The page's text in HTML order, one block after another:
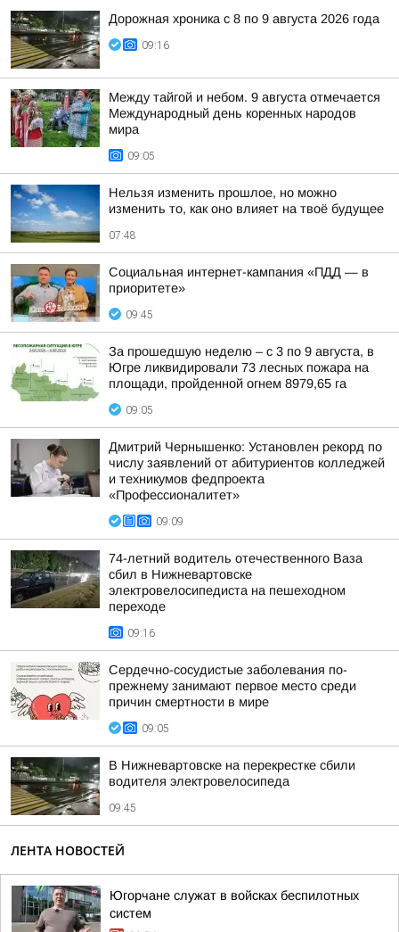
Дорожная хроника с 8 по 9 августа 2026 года
09:16
Между тайгой и небом. 9 августа отмечается
Международный день коренных народов
мира
09:05
Нельзя изменить прошлое, но можно
изменить то, как оно влияет на твоё будущее
07:48
Социальная интернет-кампания «ПДД — в
приоритете»
09:45
За прошедшую неделю – с 3 по 9 августа, в
Югре ликвидировали 73 лесных пожара на
площади, пройденной огнем 8979,65 га
09:05
Дмитрий Чернышенко: Установлен рекорд по
числу заявлений от абитуриентов колледжей
и техникумов федпроекта
«Профессионалитет»
09:09
74-летний водитель отечественного Ваза
сбил в Нижневартовске
электровелосипедиста на пешеходном
переходе
09:16
Сердечно-сосудистые заболевания по-
прежнему занимают первое место среди
причин смертности в мире
09:05
В Нижневартовске на перекрестке сбили
водителя электровелосипеда
09:45
ЛЕНТА НОВОСТЕЙ
Югорчане служат в войсках беспилотных
систем